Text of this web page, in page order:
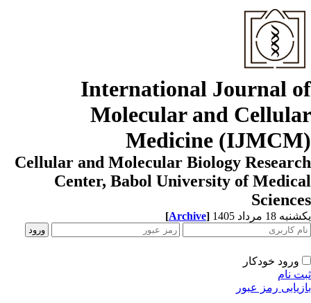
International Journal
Molecular and
Medicine
Cellular and Molecular Biology
Center, Babol University of
18 مرداد 1405 [Archive]
ورود خودکار
نام
رمز عبور